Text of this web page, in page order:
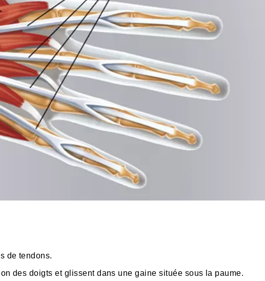
de tendons.
des doigts et glissent dans une gaine située sous la paume.